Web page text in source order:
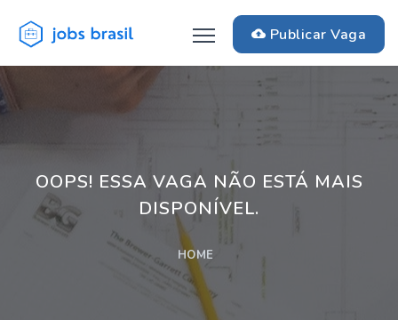
Publicar Vaga
OOPS! ESSA VAGA NÃO ESTÁ MAIS
DISPONÍVEL.
HOME